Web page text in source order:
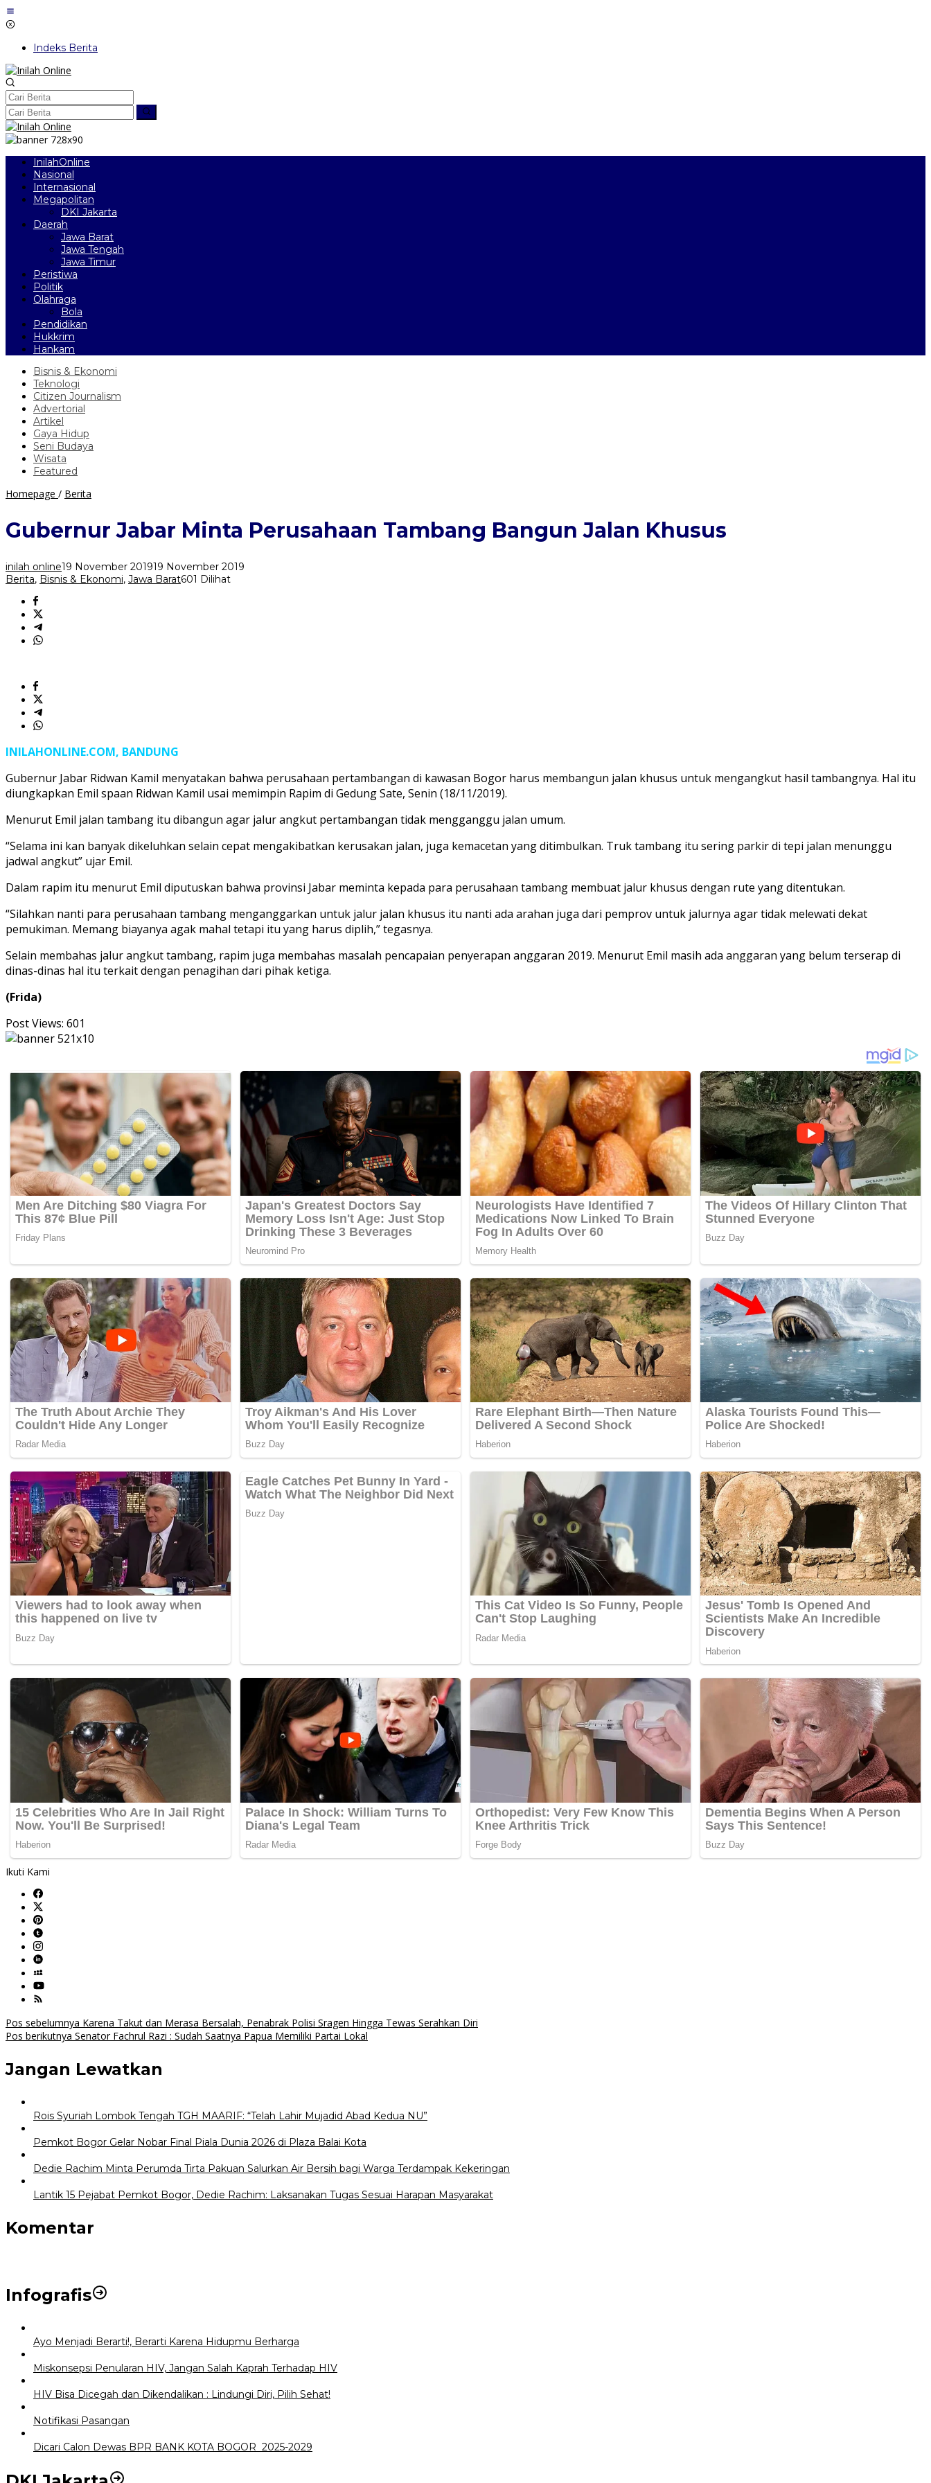
Lewati
ke
Indeks Berita
InilahOnline
Nasional
Internasional
Megapolitan
DKI Jakarta
Daerah
Jawa Barat
Jawa Tengah
Jawa Timur
Peristiwa
Politik
Olahraga
Bola
Pendidikan
Hukkrim
Hankam
Bisnis & Ekonomi
Teknologi
Citizen Journalism
Advertorial
Artikel
Gaya Hidup
Seni Budaya
Wisata
Featured
Homepage / Berita
Perusahaan
Jalan
Khusus
Gubernur Jabar Minta Perusahaan Tambang Bangun Jalan Khusus
inilah online19 November 201919 November 2019
Berita, Bisnis & Ekonomi, Jawa Barat601 Dilihat
INILAHONLINE.COM, BANDUNG
Gubernur Jabar Ridwan Kamil menyatakan bahwa perusahaan pertambangan di kawasan Bogor harus membangun jalan khusus untuk mengangkut hasil tambangnya. Hal itu
diungkapkan Emil spaan Ridwan Kamil usai memimpin Rapim di Gedung Sate, Senin (18/11/2019).
Menurut Emil jalan tambang itu dibangun agar jalur angkut pertambangan tidak mengganggu jalan umum.
“Selama ini kan banyak dikeluhkan selain cepat mengakibatkan kerusakan jalan, juga kemacetan yang ditimbulkan. Truk tambang itu sering parkir di tepi jalan menunggu
jadwal angkut” ujar Emil.
Dalam rapim itu menurut Emil diputuskan bahwa provinsi Jabar meminta kepada para perusahaan tambang membuat jalur khusus dengan rute yang ditentukan.
“Silahkan nanti para perusahaan tambang menganggarkan untuk jalur jalan khusus itu nanti ada arahan juga dari pemprov untuk jalurnya agar tidak melewati dekat
pemukiman. Memang biayanya agak mahal tetapi itu yang harus diplih,” tegasnya.
Selain membahas jalur angkut tambang, rapim juga membahas masalah pencapaian penyerapan anggaran 2019. Menurut Emil masih ada anggaran yang belum terserap di
dinas-dinas hal itu terkait dengan penagihan dari pihak ketiga.
(Frida)
Post Views: 601
Ikuti Kami
Navigasi
pos
Pos sebelumnya Karena Takut dan Merasa Bersalah, Penabrak Polisi Sragen Hingga Tewas Serahkan Diri
Pos berikutnya Senator Fachrul Razi : Sudah Saatnya Papua Memiliki Partai Lokal
Jangan Lewatkan
Rois Syuriah Lombok Tengah TGH MAARIF: “Telah Lahir Mujadid Abad Kedua NU”
Pemkot Bogor Gelar Nobar Final Piala Dunia 2026 di Plaza Balai Kota
Dedie Rachim Minta Perumda Tirta Pakuan Salurkan Air Bersih bagi Warga Terdampak Kekeringan
Lantik 15 Pejabat Pemkot Bogor, Dedie Rachim: Laksanakan Tugas Sesuai Harapan Masyarakat
Komentar
Infografis
Ayo Menjadi Berarti!, Berarti Karena Hidupmu Berharga
Miskonsepsi Penularan HIV, Jangan Salah Kaprah Terhadap HIV
HIV Bisa Dicegah dan Dikendalikan : Lindungi Diri, Pilih Sehat!
Notifikasi Pasangan
Dicari Calon Dewas BPR BANK KOTA BOGOR 2025-2029